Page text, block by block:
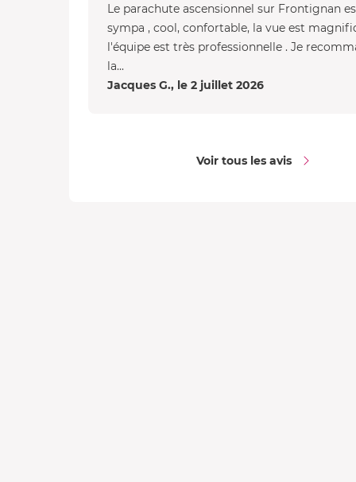
Le parachute ascensionnel sur Frontignan
sympa , cool, confortable, la vue est
l'équipe est très professionnelle . Je
la...
Jacques G., le 2 juillet 2026
Voir tous les avis